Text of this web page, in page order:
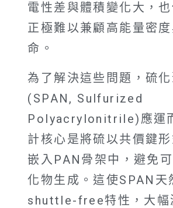
電性差與體積變化大，
正極難以兼顧高能量密
命。
為了解決這些問題，硫
(SPAN, Sulfurized
Polyacrylonitrile)應運
計核心是將硫以共價鍵
嵌入PAN骨架中，避免
化物生成。這使SPAN天
shuttle-free特性，大幅